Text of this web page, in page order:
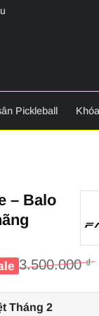
Pickleball
– Balo
3.500.000₫
Tháng 2